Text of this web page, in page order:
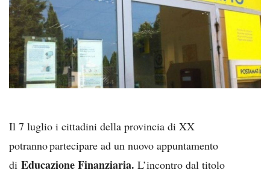
Il 7 luglio i cittadini della provincia di XX
potranno partecipare ad un nuovo appuntamento
di Educazione Finanziaria. L’incontro dal titolo